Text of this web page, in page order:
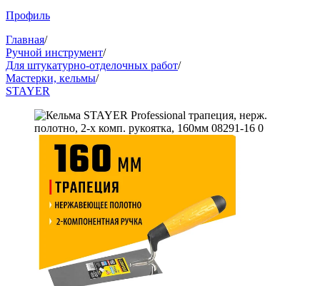
Профиль
Главная/
Ручной инструмент/
Для штукатурно-отделочных работ/
Мастерки, кельмы/
STAYER